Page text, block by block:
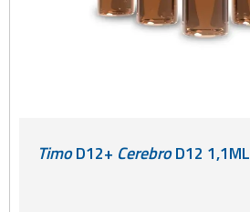
TimoD12+ CerebroD12 1,1ML